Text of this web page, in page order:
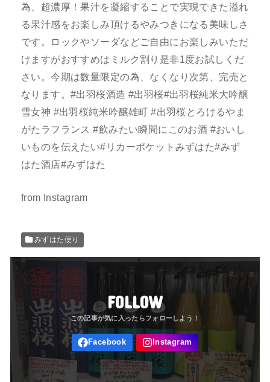
為、超濃厚！果汁を凝縮することで実現できた溢れ
る果汁感をお楽しみ頂けるやみつきになる美味しさ
です。ロックやソーダなどご自由にお楽しみいただ
けますがおすすめはミルク割り是非1度お試しくだ
さい。今期は数量限定の為、なくなり次第、完売と
なります。#出羽桜酒造 #出羽桜#出羽桜純米大吟醸
雪女神 #出羽桜純米吟醸雄町 #出羽桜とろけるやま
がたラフランス #飲みたい瞬間にこのお酒 #おいし
いものを伝えたい#リカーポケットみずはた#みず
はた酒店#みずはた
from Instagram
みずはた便り
FOLLOW